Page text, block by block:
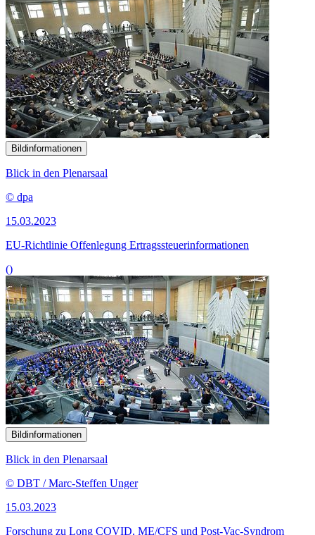
Bildinformationen
Blick in den Plenarsaal
© dpa
15.03.2023
EU-Richtlinie Offenlegung Ertragssteuerinformationen
()
Bildinformationen
Blick in den Plenarsaal
© DBT / Marc-Steffen Unger
15.03.2023
Forschung zu Long COVID, ME/CFS und Post-Vac-Syndrom